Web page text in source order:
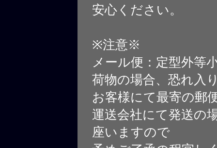
安心ください。
※注意※
メール便：定型外等
荷物の場合、恐れ入
お客様にて最寄の郵
運送会社にて発送の
座いますので